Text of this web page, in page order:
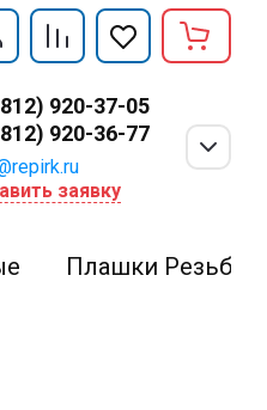
920-37-05
920-36-77
заявку
Плашки